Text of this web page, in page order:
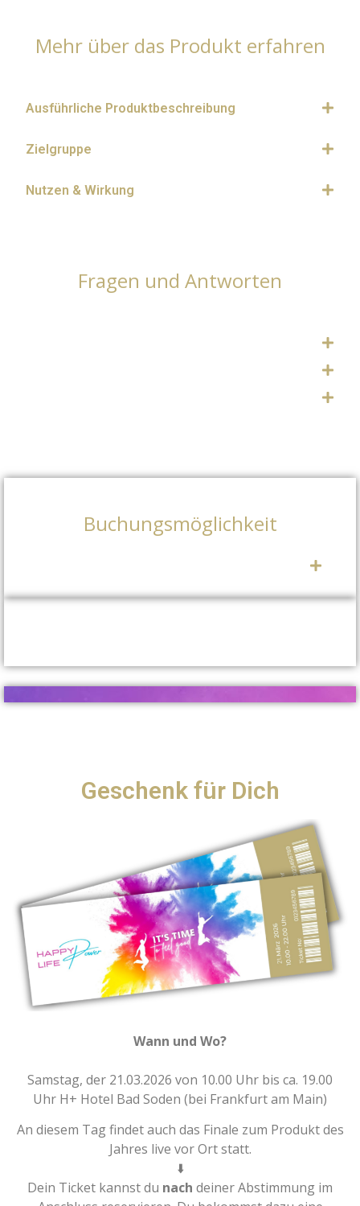
Mehr über das Produkt erfahren
Ausführliche Produktbeschreibung
Zielgruppe
Nutzen & Wirkung
Fragen und Antworten
Buchungsmöglichkeit
Geschenk für Dich
Wann und Wo?
Samstag, der 21.03.2026 von 10.00 Uhr bis ca. 19.00
Uhr H+ Hotel Bad Soden (bei Frankfurt am Main)
An diesem Tag findet auch das Finale zum Produkt des
Jahres live vor Ort statt.
⬇️
Dein Ticket kannst du nach deiner Abstimmung im